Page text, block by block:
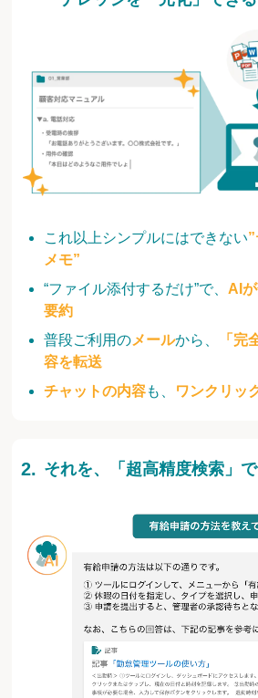
これ以上シンプルにはできない
メモ”
“ファイル添付するだけ”で、 AI
要約
普段ご利用のメールから、
「完
容を転送
チャットの内容も、 ワンクリッ
それを、「超高精度検索」